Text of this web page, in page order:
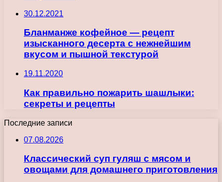
30.12.2021
Бланманже кофейное — рецепт
изысканного десерта с нежнейшим
вкусом и пышной текстурой
19.11.2020
Как правильно пожарить шашлыки:
секреты и рецепты
Последние записи
07.08.2026
Классический суп гуляш с мясом и
овощами для домашнего приготовления